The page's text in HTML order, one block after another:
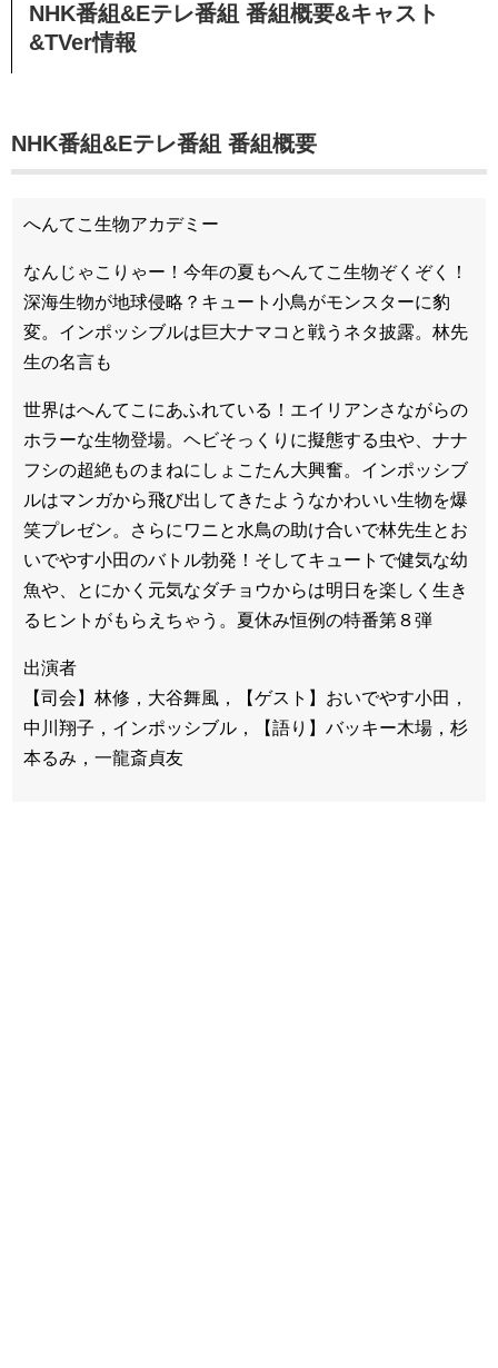
NHK番組&Eテレ番組 番組概要&キャスト
&TVer情報
NHK番組&Eテレ番組 番組概要
へんてこ生物アカデミー
なんじゃこりゃー！今年の夏もへんてこ生物ぞくぞく！
深海生物が地球侵略？キュート小鳥がモンスターに豹
変。インポッシブルは巨大ナマコと戦うネタ披露。林先
生の名言も
世界はへんてこにあふれている！エイリアンさながらの
ホラーな生物登場。ヘビそっくりに擬態する虫や、ナナ
フシの超絶ものまねにしょこたん大興奮。インポッシブ
ルはマンガから飛び出してきたようなかわいい生物を爆
笑プレゼン。さらにワニと水鳥の助け合いで林先生とお
いでやす小田のバトル勃発！そしてキュートで健気な幼
魚や、とにかく元気なダチョウからは明日を楽しく生き
るヒントがもらえちゃう。夏休み恒例の特番第８弾
出演者
【司会】林修，大谷舞風，【ゲスト】おいでやす小田，
中川翔子，インポッシブル，【語り】バッキー木場，杉
本るみ，一龍斎貞友